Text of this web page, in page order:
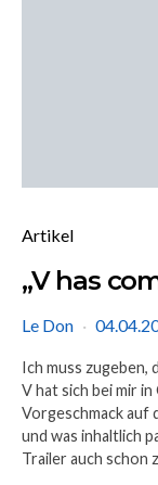
Artikel
„V has
Le Don
Ich muss zugeben,
V hat sich bei mir
Vorgeschmack auf
und was inhaltlich
Trailer auch schon